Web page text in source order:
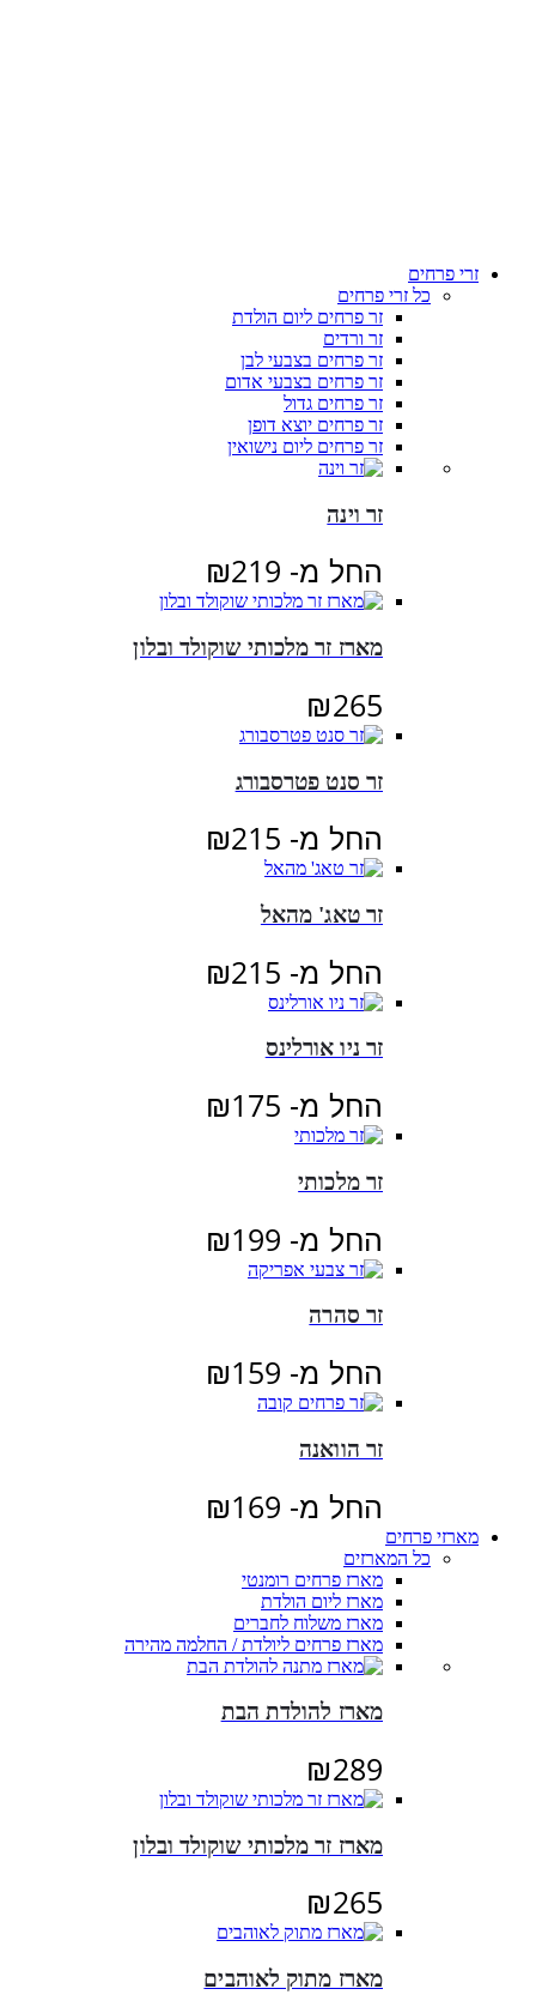
זרי פרחים
כל זרי פרחים
זר פרחים ליום הולדת
זר ורדים
זר פרחים בצבעי לבן
זר פרחים בצבעי אדום
זר פרחים גדול
זר פרחים יוצא דופן
זר פרחים ליום נישואין
זר וינה
החל מ- ₪219
מארז זר מלכותי שוקולד ובלון
₪265
זר סנט פטרסבורג
החל מ- ₪215
זר טאג' מהאל
החל מ- ₪215
זר ניו אורלינס
החל מ- ₪175
זר מלכותי
החל מ- ₪199
זר סהרה
החל מ- ₪159
זר הוואנה
החל מ- ₪169
מארזי פרחים
כל המארזים
מארז פרחים רומנטי
מארז ליום הולדת
מארז משלוח לחברים
מארז פרחים ליולדת / החלמה מהירה
מארז להולדת הבת
₪289
מארז זר מלכותי שוקולד ובלון
₪265
מארז מתוק לאוהבים